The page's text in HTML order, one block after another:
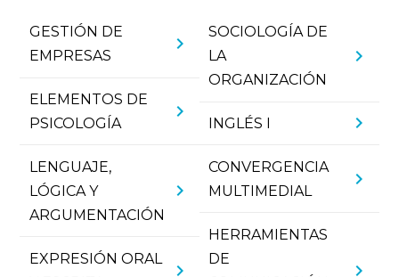
GESTIÓN DE
EMPRESAS
chevron_right
ELEMENTOS DE
PSICOLOGÍA
chevron_right
LENGUAJE,
LÓGICA Y
ARGUMENTACIÓN
chevron_right
EXPRESIÓN ORAL
chevron_right
SOCIOLOGÍA DE
LA
ORGANIZACIÓN
chevron_right
INGLÉS I chevron_right
CONVERGENCIA
MULTIMEDIAL
chevron_right
HERRAMIENTAS
DE
chevron_right